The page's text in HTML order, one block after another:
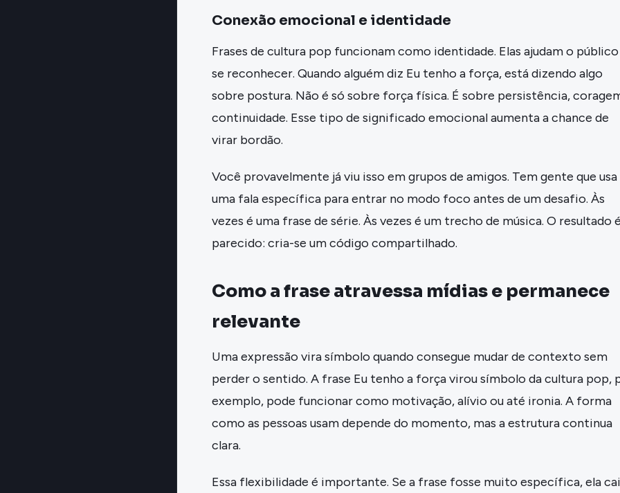
Conexão emocional e identidade
Frases de cultura pop funcionam como identidade. Elas ajudam o público
se reconhecer. Quando alguém diz Eu tenho a força, está dizendo algo
sobre postura. Não é só sobre força física. É sobre persistência,
continuidade. Esse tipo de significado emocional aumenta a chance de
virar bordão.
Você provavelmente já viu isso em grupos de amigos. Tem gente que usa
uma fala específica para entrar no modo foco antes de um desafio. Às
vezes é uma frase de série. Às vezes é um trecho de música. O resultado é
parecido: cria-se um código compartilhado.
Como a frase atravessa mídias e permanece
relevante
Uma expressão vira símbolo quando consegue mudar de contexto sem
perder o sentido. A frase Eu tenho a força virou símbolo da cultura pop,
exemplo, pode funcionar como motivação, alívio ou até ironia. A forma
como as pessoas usam depende do momento, mas a estrutura continua
clara.
Essa flexibilidade é importante. Se a frase fosse muito específica, ela